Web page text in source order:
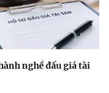
nghề đấu giá tài